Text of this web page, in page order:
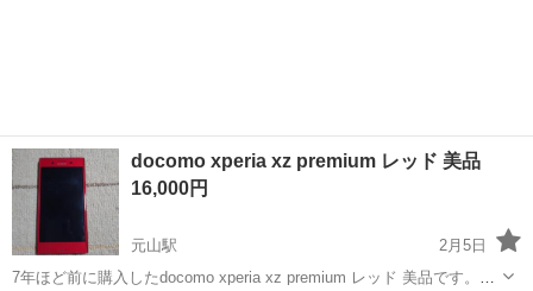
docomo xperia xz premium レッド 美品
16,000円
元山駅
2月5日
7年ほど前に購入したdocomo xperia xz premium レッド 美品です。